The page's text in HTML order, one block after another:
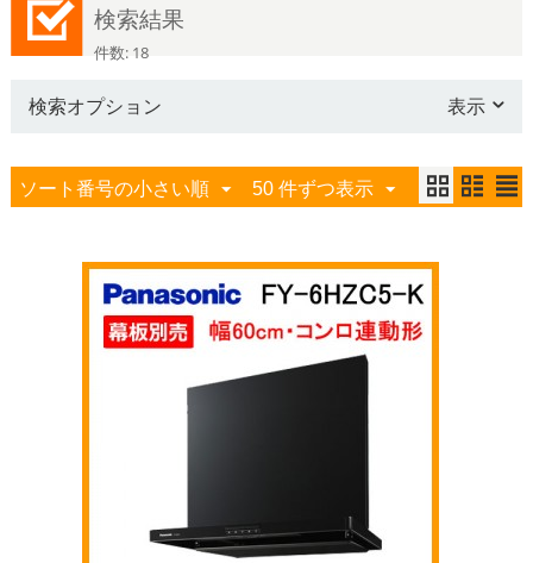
検索結果
件数: 18
検索オプション 表示
ソート番号の小さい順 50 件ずつ表示